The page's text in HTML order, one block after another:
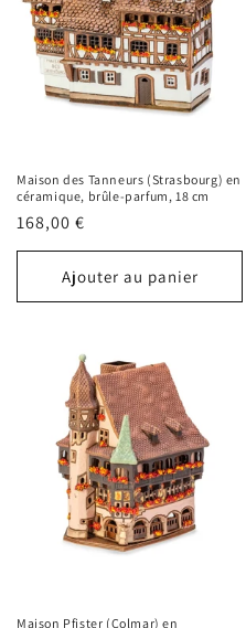
Maison des Tanneurs (Strasbourg) en
céramique, brûle-parfum, 18 cm
Prix
habituel
168,00 €
Ajouter au panier
Maison Pfister (Colmar) en